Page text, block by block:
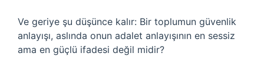
Ve geriye şu düşünce kalır: Bir toplumun güvenlik
anlayışı, aslında onun adalet anlayışının en sessiz
ama en güçlü ifadesi değil midir?